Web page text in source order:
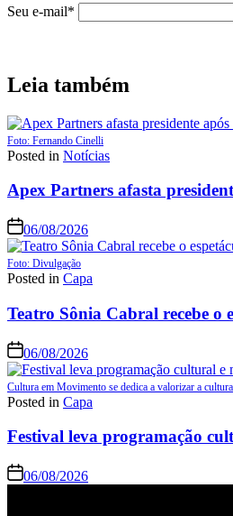
Seu e-mail*
Leia também
Foto: Fernando Cinelli
Posted in Notícias
Apex Partners afasta
06/08/2026
Foto: Divulgação
Posted in Capa
Teatro Sônia Cabral recebe o
06/08/2026
Cultura em Movimento se dedica a valorizar a
Posted in Capa
Festival leva programação
06/08/2026